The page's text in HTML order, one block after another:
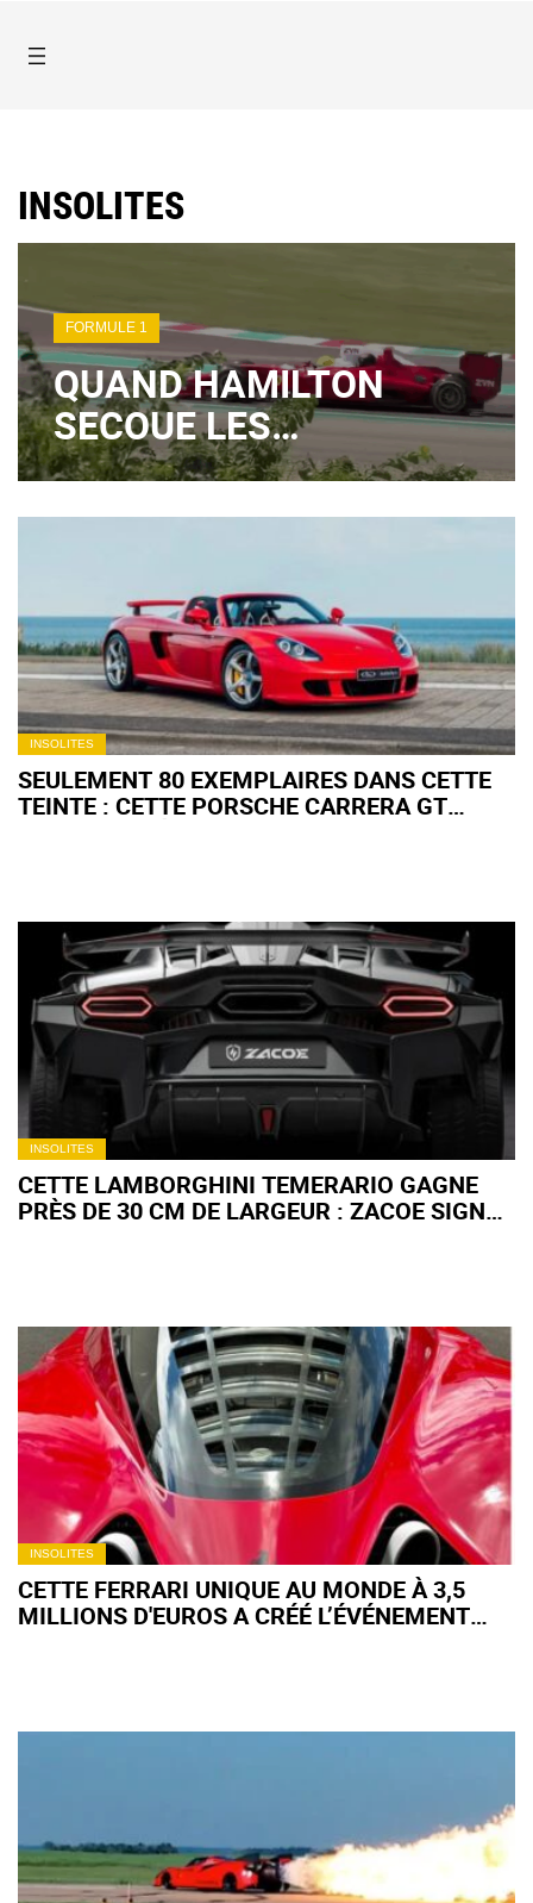
INSOLITES
FORMULE 1
QUAND HAMILTON
SECOUE LES
MEILLEURS CLIENTS
FERRARI DANS UNE
INSOLITES
SEULEMENT 80 EXEMPLAIRES DANS CETTE
TEINTE : CETTE PORSCHE CARRERA GT
INSOLITES
CETTE LAMBORGHINI TEMERARIO GAGNE
PRÈS DE 30 CM DE LARGEUR : ZACOE SIGNE
INSOLITES
CETTE FERRARI UNIQUE AU MONDE À 3,5
MILLIONS D'EUROS A CRÉÉ L’ÉVÉNEMENT